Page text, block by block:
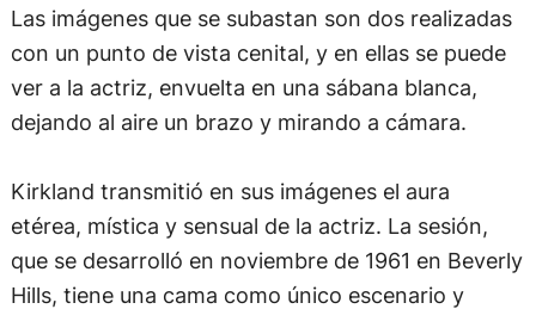
Las imágenes que se subastan son dos realizadas
con un punto de vista cenital, y en ellas se puede
ver a la actriz, envuelta en una sábana blanca,
dejando al aire un brazo y mirando a cámara.
Kirkland transmitió en sus imágenes el aura
etérea, mística y sensual de la actriz. La sesión,
que se desarrolló en noviembre de 1961 en Beverly
Hills, tiene una cama como único escenario y